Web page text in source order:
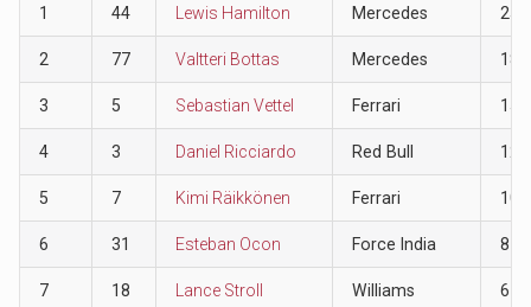
1 44 Lewis Hamilton Mercedes 25
2 77 Valtteri Bottas Mercedes 18
3 5 Sebastian Vettel Ferrari 15
4 3 Daniel Ricciardo Red Bull 12
5 7 Kimi Räikkönen Ferrari 10
6 31 Esteban Ocon Force India 8
7 18 Lance Stroll Williams 6